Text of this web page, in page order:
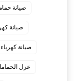
صيانة
صيانة
صيانة
عزل